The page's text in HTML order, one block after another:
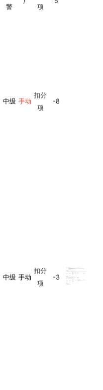
警 项
中级 手动
扣分
项
-8
中级 手动
扣分
项
-3